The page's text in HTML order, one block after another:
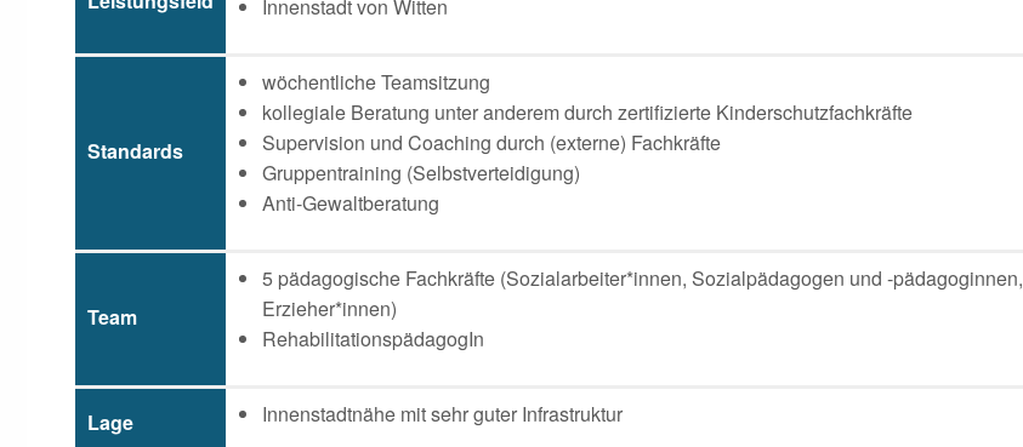
Innenstadt von Witten
Standards
wöchentliche Teamsitzung
kollegiale Beratung unter anderem durch zertifizierte Kinderschutzfachkräfte
Supervision und Coaching durch (externe) Fachkräfte
Gruppentraining (Selbstverteidigung)
Anti-Gewaltberatung
Team
5 pädagogische Fachkräfte (Sozialarbeiter*innen, Sozialpädagogen und -pädagoginnen,
Erzieher*innen)
RehabilitationspädagogIn
Lage Innenstadtnähe mit sehr guter Infrastruktur